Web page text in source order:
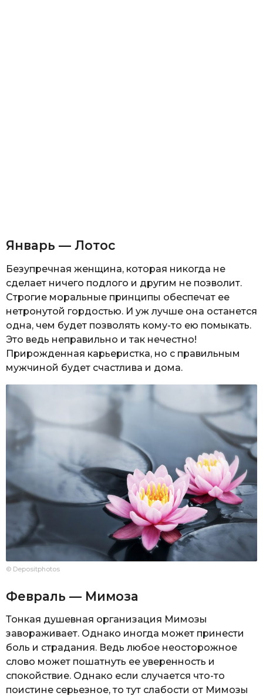
Январь — Лотос
Безупречная женщина, которая никогда не
сделает ничего подлого и другим не позволит.
Строгие моральные принципы обеспечат ее
нетронутой гордостью. И уж лучше она останется
одна, чем будет позволять кому-то ею помыкать.
Это ведь неправильно и так нечестно!
Прирожденная карьеристка, но с правильным
мужчиной будет счастлива и дома.
© Depositphotos
Февраль — Мимоза
Тонкая душевная организация Мимозы
завораживает. Однако иногда может принести
боль и страдания. Ведь любое неосторожное
слово может пошатнуть ее уверенность и
спокойствие. Однако если случается что-то
поистине серьезное, то тут слабости от Мимозы